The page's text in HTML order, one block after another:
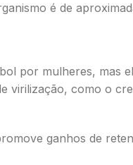
é de
por mulheres, mas
virilização, como o
ganhos de